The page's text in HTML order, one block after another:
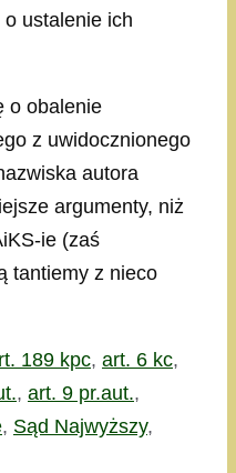
o ustalenie ich
o obalenie
z uwidocznionego
autora
argumenty, niż
ie (zaś
tantiemy z nieco
189 kpc, art. 6 kc,
, art. 9 pr.aut.,
, Sąd Najwyższy,